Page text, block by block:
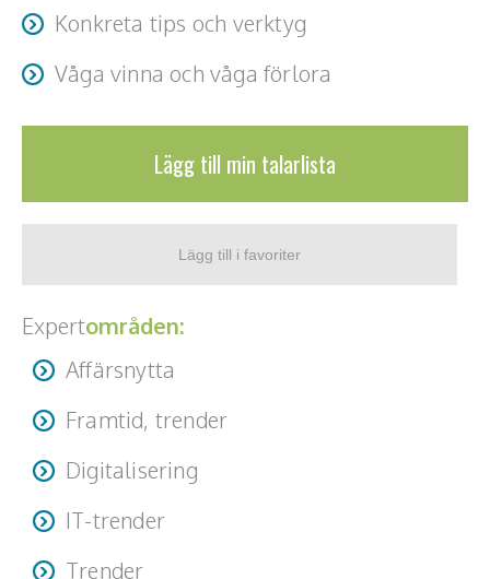
intraprenörskap
Kommunikation och media
Ledarskap, medarbetarskap, HR
Miljö, hållbar utveckling
Mångfald och integration
Omvärld, politik, juridik
Pedagogik, skola, föräldraskap
Teamwork, teambuilding, relationer
Vård, omsorg, beroende
Konkreta tips och verktyg
Våga vinna och våga förlora
Lägg till min talarlista
Expertområden:
Affärsnytta
Framtid, trender
Digitalisering
IT-trender
Trender